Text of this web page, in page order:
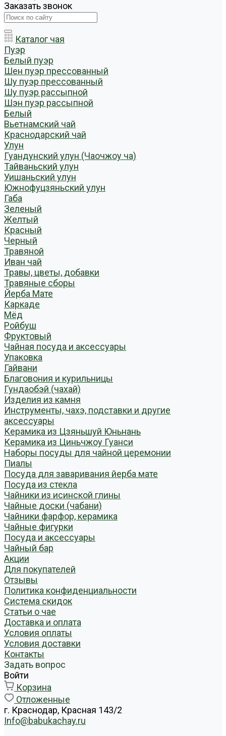
Заказать звонок
Каталог чая
Пуэр
Белый пуэр
Шен пуэр прессованный
Шу пуэр прессованный
Шу пуэр рассыпной
Шэн пуэр рассыпной
Белый
Вьетнамский чай
Краснодарский чай
Улун
Гуандунский улун (Чаочжоу ча)
Тайваньский улун
Уишаньский улун
Южнофуцзяньский улун
Габа
Зеленый
Желтый
Красный
Черный
Травяной
Иван чай
Травы, цветы, добавки
Травяные сборы
Йерба Мате
Каркаде
Мёд
Ройбуш
Фруктовый
Чайная посуда и аксессуары
Упаковка
Гайвани
Благовония и курильницы
Гундаобэй (чахай)
Изделия из камня
Инструменты, чахэ, подставки и другие
аксессуары
Керамика из Цзяньшуй Юньнань
Керамика из Циньчжоу Гуанси
Наборы посуды для чайной церемонии
Пиалы
Посуда для заваривания йерба мате
Посуда из стекла
Чайники из исинской глины
Чайные доски (чабани)
Чайники фарфор, керамика
Чайные фигурки
Посуда и аксессуары
Чайный бар
Акции
Для покупателей
Отзывы
Политика конфиденциальности
Система скидок
Статьи о чае
Доставка и оплата
Условия оплаты
Условия доставки
Контакты
Задать вопрос
Войти
Корзина
Отложенные
г. Краснодар, Красная 143/2
Info@babukachay.ru